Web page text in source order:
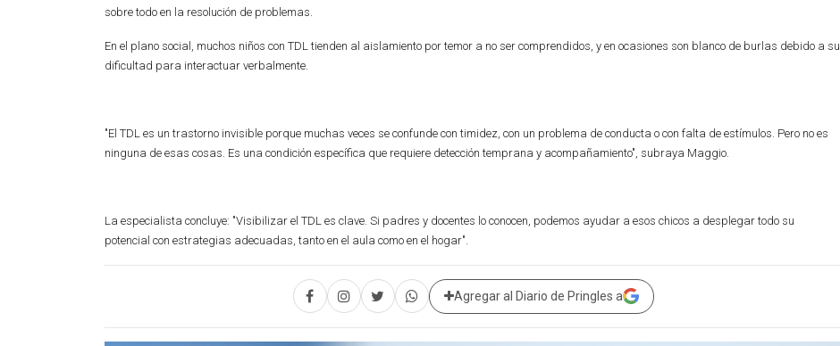
sobre todo en la resolución de problemas.
En el plano social, muchos niños con TDL tienden al aislamiento por temor a no ser comprendidos, y en ocasiones son blanco de burlas debido a su
dificultad para interactuar verbalmente.
"El TDL es un trastorno invisible porque muchas veces se confunde con timidez, con un problema de conducta o con falta de estímulos. Pero no es
ninguna de esas cosas. Es una condición específica que requiere detección temprana y acompañamiento", subraya Maggio.
La especialista concluye: "Visibilizar el TDL es clave. Si padres y docentes lo conocen, podemos ayudar a esos chicos a desplegar todo su
potencial con estrategias adecuadas, tanto en el aula como en el hogar".
Agregar al Diario de Pringles a